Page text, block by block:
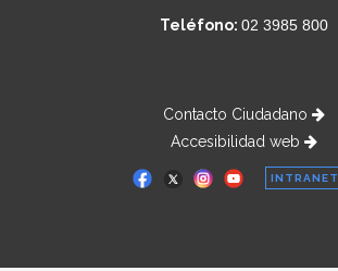
Teléfono: 02 3985 800
Contacto Ciudadano
Accesibilidad web
INTRANET